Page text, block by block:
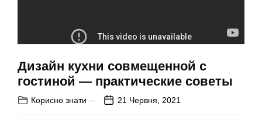
Дизайн кухни совмещенной с
гостиной — практические советы
Корисно знати 21 Червня, 2021